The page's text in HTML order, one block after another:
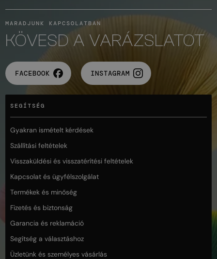
MARADJUNK KAPCSOLATBAN
KÖVESD A VARÁZSLATOT
FACEBOOK INSTAGRAM
SEGÍTSÉG
Gyakran ismételt kérdések
Szállítási feltételek
Visszaküldési és visszatérítési feltételek
Kapcsolat és ügyfélszolgálat
Termékek és minőség
Fizetés és biztonság
Garancia és reklamáció
Segítség a választáshoz
Üzletünk és személyes vásárlás